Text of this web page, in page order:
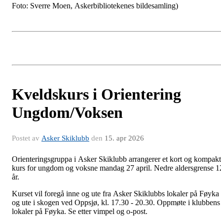
Foto: Sverre Moen, Askerbibliotekenes bildesamling)
Kveldskurs i Orientering
Ungdom/Voksen
Postet av Asker Skiklubb den 15. apr 2026
Orienteringsgruppa i Asker Skiklubb arrangerer et kort og kompakt
kurs for ungdom og voksne mandag 27 april. Nedre aldersgrense
år.
Kurset vil foregå inne og ute fra Asker Skiklubbs lokaler på Føyka
og ute i skogen ved Oppsjø, kl. 17.30 - 20.30. Oppmøte i klubbens
lokaler på Føyka. Se etter vimpel og o-post.